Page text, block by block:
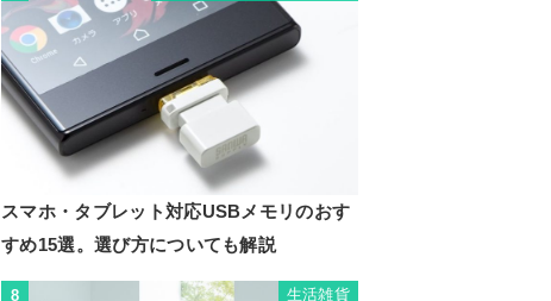
スマホ・タブレット対応USBメモリのおす
すめ15選。選び方についても解説
8 生活雑貨